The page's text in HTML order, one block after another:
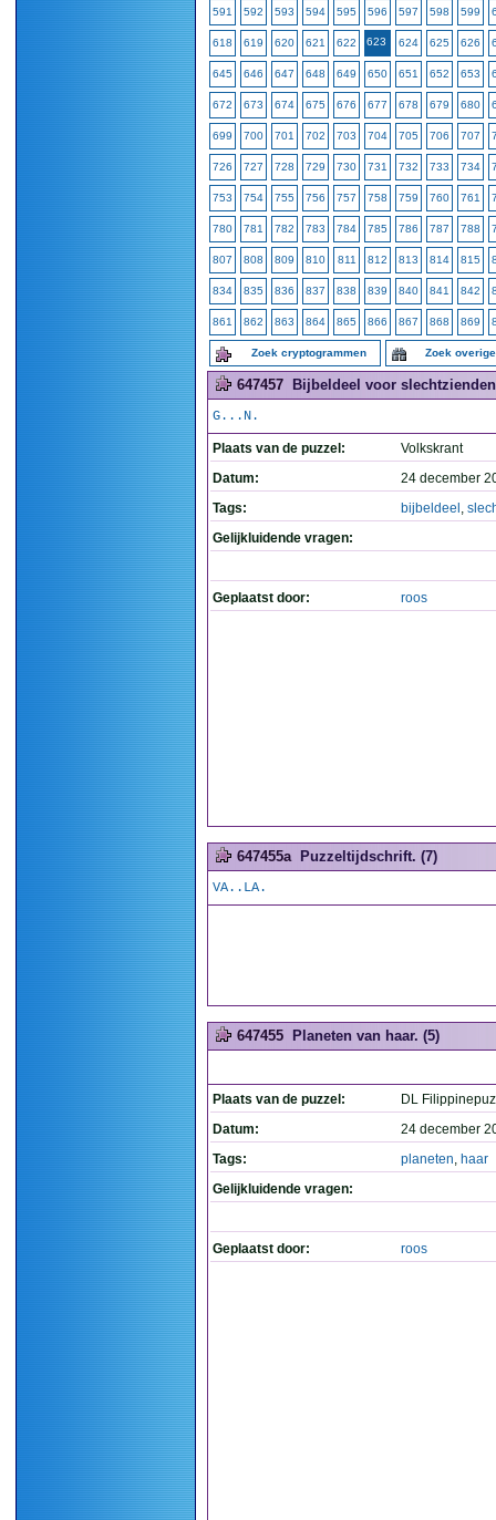
591 592 593 594 595 596 597 598 599
618 619 620 621 622 623 624 625 626
645 646 647 648 649 650 651 652 653
672 673 674 675 676 677 678 679 680
699 700 701 702 703 704 705 706 707
726 727 728 729 730 731 732 733 734
753 754 755 756 757 758 759 760 761
780 781 782 783 784 785 786 787 788
807 808 809 810 811 812 813 814 815
834 835 836 837 838 839 840 841 842
861 862 863 864 865 866 867 868 869
Zoek cryptogrammen Zoek
647457 Bijbeldeel voor
G...N.
Plaats van de puzzel:
Volkskrant
Datum:
24 december
Tags:
bijbeldeel ,
Gelijkluidende vragen:
Geplaatst door: roos
647455a Puzzeltijdschrift. (7)
VA..LA.
647455 Planeten van haar. (5)
Plaats van de puzzel:
DL
Datum:
24 december
Tags:
planeten, haar
Gelijkluidende vragen:
Geplaatst door: roos